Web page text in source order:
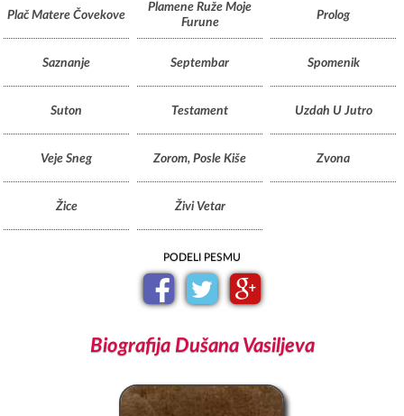
PODELI PESMU
Biografija Dušana Vasiljeva
Plač Matere Čovekove
Plamene Ruže Moje
Furune
Prolog
Saznanje Septembar Spomenik
Suton Testament Uzdah U Jutro
Veje Sneg Zorom, Posle Kiše Zvona
Žice Živi Vetar